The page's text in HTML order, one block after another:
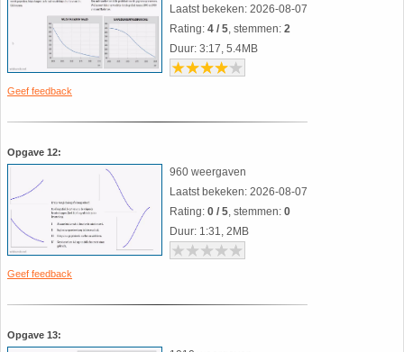
Geef feedback
Laatst bekeken: 2026-08-07
Rating: 4 / 5, stemmen: 2
Duur: 3:17, 5.4MB
Opgave 12:
Geef feedback
960 weergaven
Laatst bekeken: 2026-08-07
Rating: 0 / 5, stemmen: 0
Duur: 1:31, 2MB
Opgave 13: